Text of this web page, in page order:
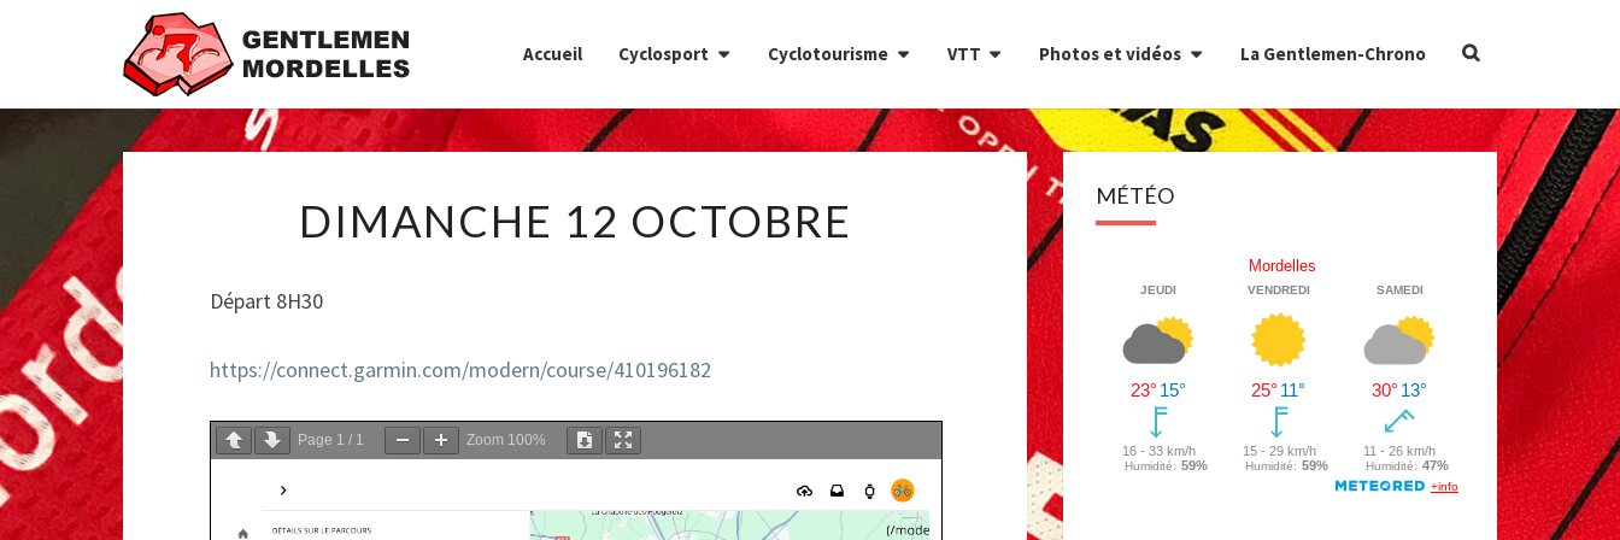
Accueil Cyclosport Cyclotourisme VTT Photos et vidéos La Gentlemen-Chrono
Search
12
DIMANCHE 12 OCTOBRE
Départ 8H30
https://connect.garmin.com/modern/course/410196182
Page 1 / 1 Zoom 100%
MÉTÉO